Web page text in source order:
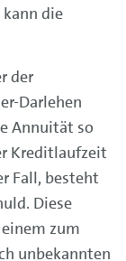
die
der
Darlehen
Annuität so
Kreditlaufzeit
Fall, besteht
Diese
zum
unbekannten